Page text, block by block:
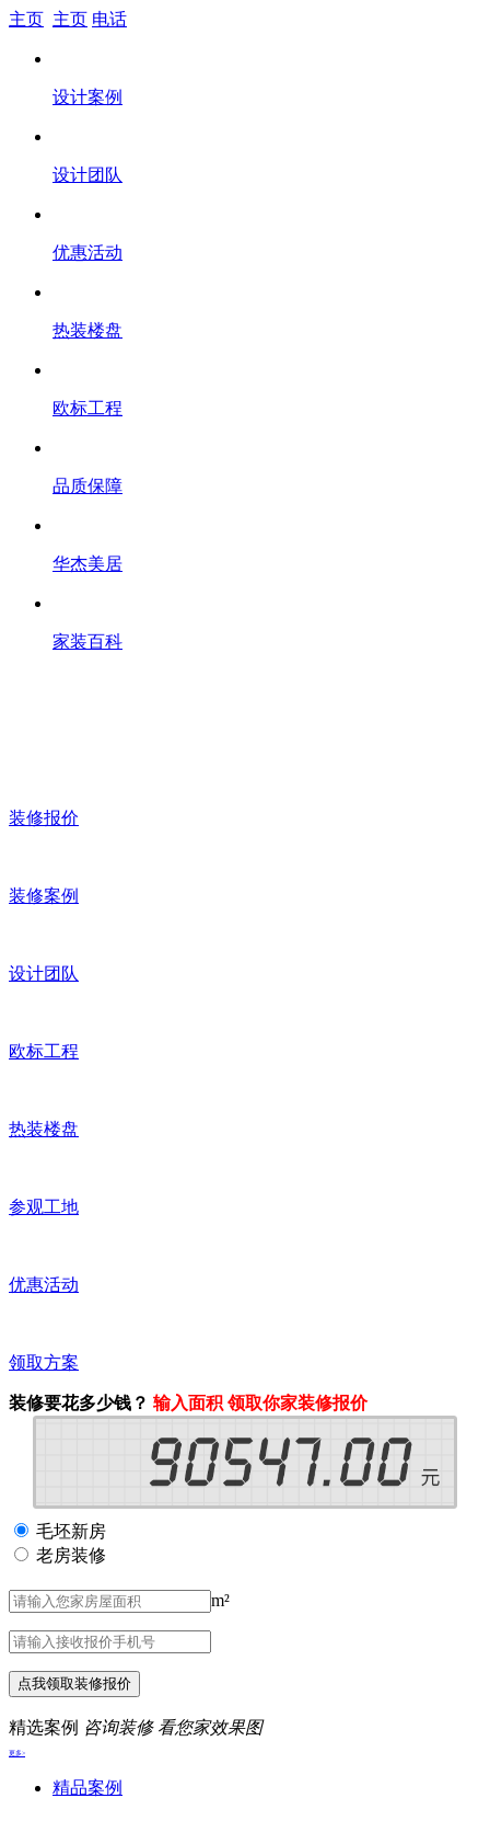
主页 主页 电话
设计案例
设计团队
优惠活动
热装楼盘
欧标工程
品质保障
华杰美居
家装百科
装修报价
装修案例
设计团队
欧标工程
热装楼盘
参观工地
优惠活动
领取方案
装修要花多少钱？ 输入面积 领取你家装修报价
毛坯新房
老房装修
m²
点我领取装修报价
精选案例 咨询装修 看您家效果图
更多>
精品案例